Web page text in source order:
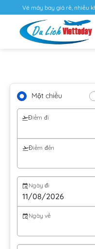
Vé máy bay giá rẻ, nhiều
Một chiều
Điểm đi
Điểm đến
Ngày đi
Ngày về